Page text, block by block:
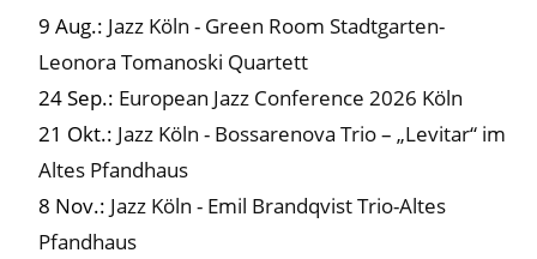
9 Aug.: Jazz Köln - Green Room Stadtgarten-
Leonora Tomanoski Quartett
24 Sep.: European Jazz Conference 2026 Köln
21 Okt.: Jazz Köln - Bossarenova Trio – „Levitar“ im
Altes Pfandhaus
8 Nov.: Jazz Köln - Emil Brandqvist Trio-Altes
Pfandhaus